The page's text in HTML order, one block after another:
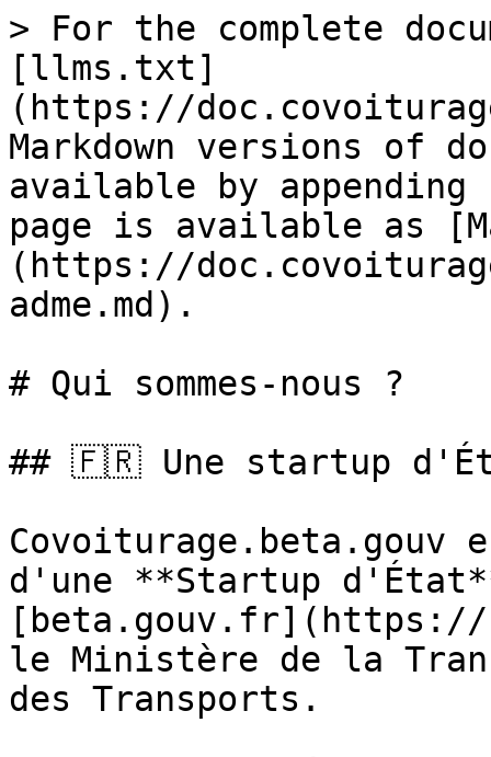
> For the complete
[llms.txt]
(https://
Markdown versions of
available by
page is available as
(https://
adme.md).
# Qui sommes-nous ?
## 🇫🇷 Une startup
Covoiturage.beta.gouv
d'une **Startup
le Ministère de la
des Transports.